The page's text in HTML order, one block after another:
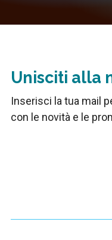
Unisciti alla
Inserisci la tua mail
con le novità e le